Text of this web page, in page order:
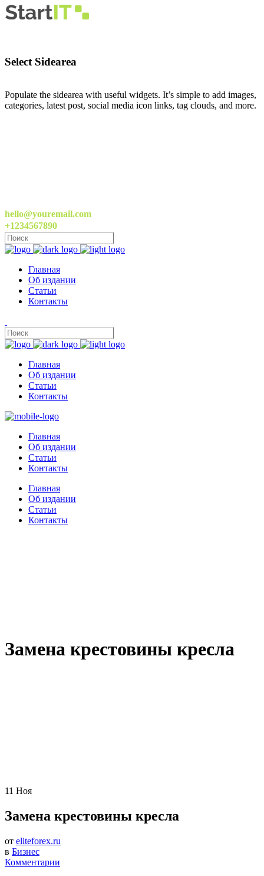
Select Sidearea
Populate the sidearea with useful widgets. It’s simple to add images,
categories, latest post, social media icon links, tag clouds, and more.
hello@youremail.com
+1234567890
Главная
Об издании
Статьи
Контакты
Главная
Об издании
Статьи
Контакты
Главная
Об издании
Статьи
Контакты
Главная
Об издании
Статьи
Контакты
Замена крестовины кресла
11 Ноя
Замена крестовины кресла
от eliteforex.ru
в Бизнес
Комментарии